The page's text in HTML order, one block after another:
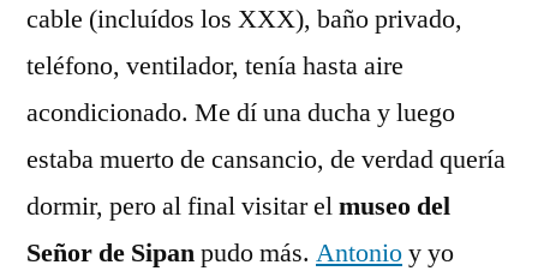
cable (incluídos los XXX), baño privado,
teléfono, ventilador, tenía hasta aire
acondicionado. Me dí una ducha y luego
estaba muerto de cansancio, de verdad quería
dormir, pero al final visitar elmuseo del
Señor de Sipanpudo más. Antonioy yo